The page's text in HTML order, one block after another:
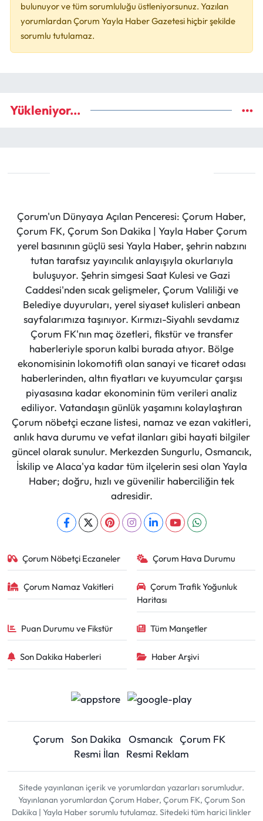
bulunuyor ve tüm sorumluluğu üstleniyorsunuz. Yazılan
yorumlardan Çorum Yayla Haber Gazetesi hiçbir şekilde
sorumlu tutulamaz.
Yükleniyor...
Çorum'un Dünyaya Açılan Penceresi: Çorum Haber,
Çorum FK, Çorum Son Dakika | Yayla Haber Çorum
yerel basınının güçlü sesi Yayla Haber, şehrin nabzını
tutan tarafsız yayıncılık anlayışıyla okurlarıyla
buluşuyor. Şehrin simgesi Saat Kulesi ve Gazi
Caddesi'nden sıcak gelişmeler, Çorum Valiliği ve
Belediye duyuruları, yerel siyaset kulisleri anbean
sayfalarımıza taşınıyor. Kırmızı-Siyahlı sevdamız
Çorum FK'nın maç özetleri, fikstür ve transfer
haberleriyle sporun kalbi burada atıyor. Bölge
ekonomisinin lokomotifi olan sanayi ve ticaret odası
haberlerinden, altın fiyatları ve kuyumcular çarşısı
piyasasına kadar ekonominin tüm verileri analiz
ediliyor. Vatandaşın günlük yaşamını kolaylaştıran
Çorum nöbetçi eczane listesi, namaz ve ezan vakitleri,
anlık hava durumu ve vefat ilanları gibi hayati bilgiler
güncel olarak sunulur. Merkezden Sungurlu, Osmancık,
İskilip ve Alaca'ya kadar tüm ilçelerin sesi olan Yayla
Haber; doğru, hızlı ve güvenilir haberciliğin tek
adresidir.
Çorum Nöbetçi Eczaneler Çorum Hava Durumu
Çorum Namaz Vakitleri
Çorum Trafik Yoğunluk
Haritası
Puan Durumu ve Fikstür Tüm Manşetler
Son Dakika Haberleri Haber Arşivi
Çorum Son Dakika Osmancık Çorum FK
Resmi İlan
Resmi Reklam
Sitede yayınlanan içerik ve yorumlardan yazarları sorumludur.
Yayınlanan yorumlardan Çorum Haber, Çorum FK, Çorum Son
Dakika | Yayla Haber sorumlu tutulamaz. Sitedeki tüm harici linkler